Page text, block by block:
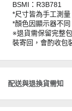
BSMI：R3B781
*尺寸皆為手工測
*顏色因顯示器不
※退貨需保留完整
裝寄回，會酌收包
配送與退換貨需知